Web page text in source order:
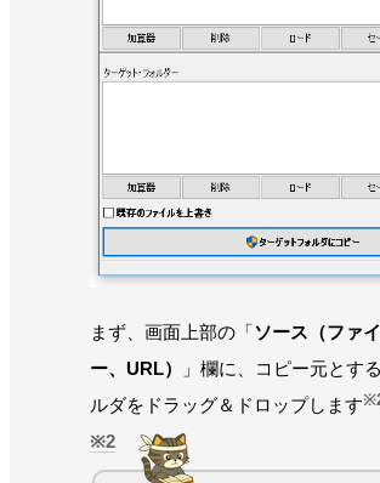
まず、画面上部の「ソース（ファ
ー、URL）
」欄に、コピー元とす
ルダをドラッグ＆ドロップします
2